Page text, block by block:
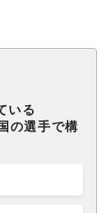
いる
の選手で構